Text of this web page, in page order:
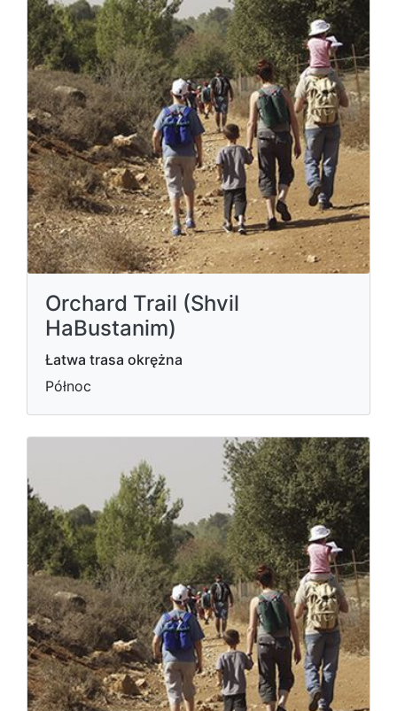
Orchard Trail (Shvil
HaBustanim)
Łatwa trasa okrężna
Północ